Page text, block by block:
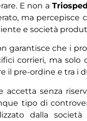
E non a
ma percepisce
e società
garantisce che i
corrieri, ma
il pre-ordine e tra i
accetta senza
tipo di
dalla